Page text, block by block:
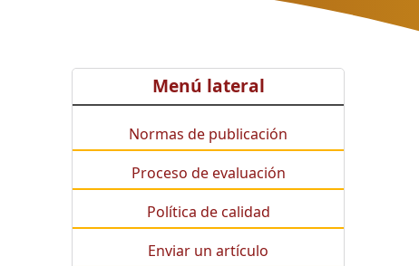
Menú lateral
Normas de publicación
Proceso de evaluación
Política de calidad
Enviar un artículo